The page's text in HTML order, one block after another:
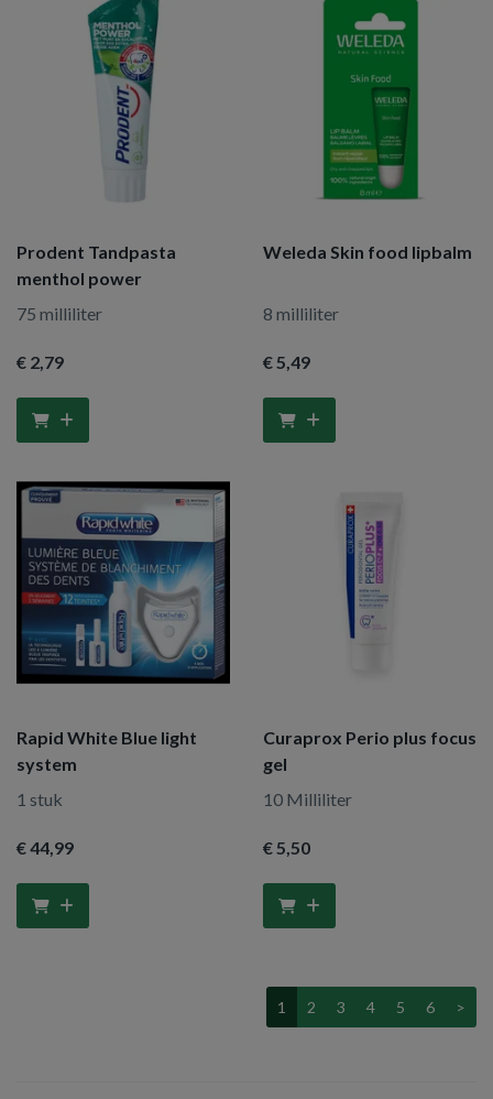
Prodent Tandpasta
menthol power
75 milliliter
€ 2,79
Weleda Skin food lipbalm
8 milliliter
€ 5,49
Rapid White Blue light
system
1 stuk
€ 44,99
Curaprox Perio plus focus
gel
10 Milliliter
€ 5,50
1 2 3 4 5 6 >